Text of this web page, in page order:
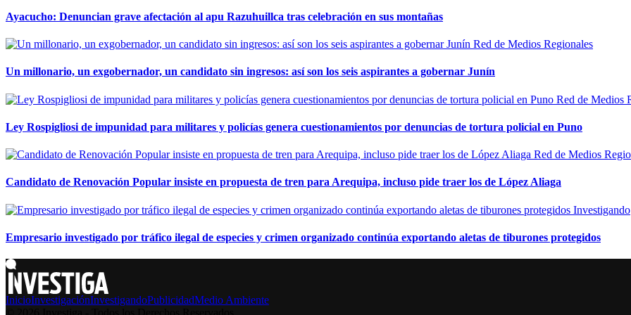
Ayacucho: Denuncian grave afectación al apu Razuhuillca tras celebración en sus montañas
Red de Medios Regionales
Un millonario, un exgobernador, un candidato sin ingresos: así son los seis aspirantes a gobernar Junín
Red de Medios
Ley Rospigliosi de impunidad para militares y policías genera cuestionamientos por denuncias de tortura policial en Puno
Red de Medios
Candidato de Renovación Popular insiste en propuesta de tren para Arequipa, incluso pide traer los de López Aliaga
Investigando
Empresario investigado por tráfico ilegal de especies y crimen organizado continúa exportando aletas de tiburones protegidos
InicioInvestigaciónInvestigandoPublicidadMedio Ambiente